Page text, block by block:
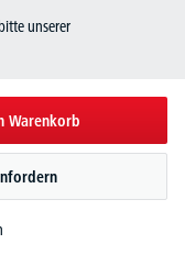
unserer
Warenkorb